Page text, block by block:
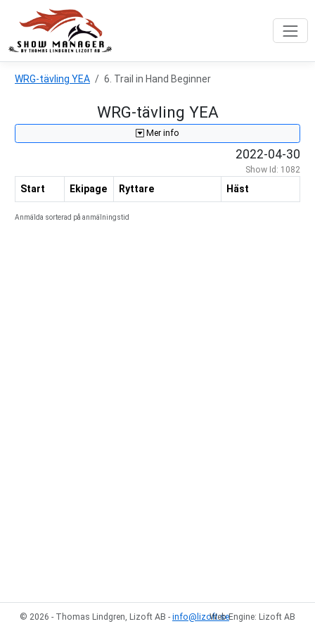
WRG-tävling YEA 6. Trail in Hand Beginner
WRG-tävling YEA
Mer info
2022-04-30
Show Id: 1082
Start Ekipage Ryttare Häst
Anmälda sorterad på anmälningstid
© 2026 - Thomas Lindgren, Lizoft AB - info@lizoft.seWeb Engine: Lizoft AB